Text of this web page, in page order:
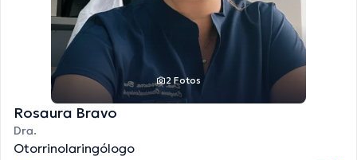
2 Fotos
Rosaura Bravo
Dra.
Otorrinolaringólogo